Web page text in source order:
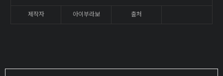
제작자 아이부라보 출처